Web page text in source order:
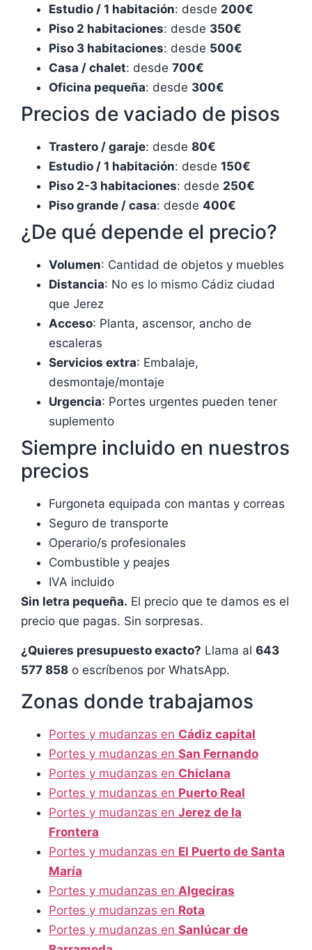
Estudio / 1 habitación: desde 200€
Piso 2 habitaciones: desde 350€
Piso 3 habitaciones: desde 500€
Casa / chalet: desde 700€
Oficina pequeña: desde 300€
Precios de vaciado de pisos
Trastero / garaje: desde 80€
Estudio / 1 habitación: desde 150€
Piso 2-3 habitaciones: desde 250€
Piso grande / casa: desde 400€
¿De qué depende el precio?
Volumen: Cantidad de objetos y muebles
Distancia: No es lo mismo Cádiz ciudad
que Jerez
Acceso: Planta, ascensor, ancho de
escaleras
Servicios extra: Embalaje,
desmontaje/montaje
Urgencia: Portes urgentes pueden tener
suplemento
Siempre incluido en nuestros
precios
Furgoneta equipada con mantas y correas
Seguro de transporte
Operario/s profesionales
Combustible y peajes
IVA incluido
Sin letra pequeña. El precio que te damos es el
precio que pagas. Sin sorpresas.
¿Quieres presupuesto exacto? Llama al 643
577 858 o escríbenos por WhatsApp.
Zonas donde trabajamos
Portes y mudanzas en Cádiz capital
Portes y mudanzas en San Fernando
Portes y mudanzas en Chiclana
Portes y mudanzas en Puerto Real
Portes y mudanzas en Jerez de la
Frontera
Portes y mudanzas en El Puerto de Santa
María
Portes y mudanzas en Algeciras
Portes y mudanzas en Rota
Portes y mudanzas en Sanlúcar de